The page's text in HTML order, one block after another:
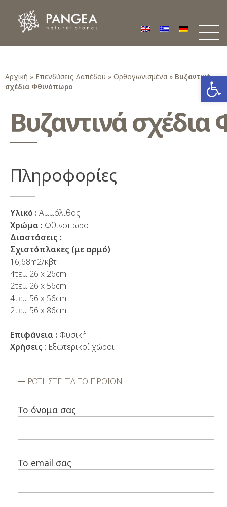
Αρχική » Επενδύσεις Δαπέδου » Ορθογωνισμένα » Βυζαντινά
σχέδια Φθινόπωρο
Πληροφορίες
Υλικό : Αμμόλιθος
Χρώμα : Φθινόπωρο
Διαστάσεις :
Σχιστόπλακες (με αρμό)
16,68m2/κβτ
4τεμ 26 x 26cm
2τεμ 26 x 56cm
4τεμ 56 x 56cm
2τεμ 56 x 86cm
Επιφάνεια : Φυσική
Χρήσεις : Εξωτερικοί χώροι
ΡΩΤΗΣΤΕ ΓΙΑ ΤΟ ΠΡΟΪΟΝ
Το όνομα σας
Το email σας
Βυζαντινά